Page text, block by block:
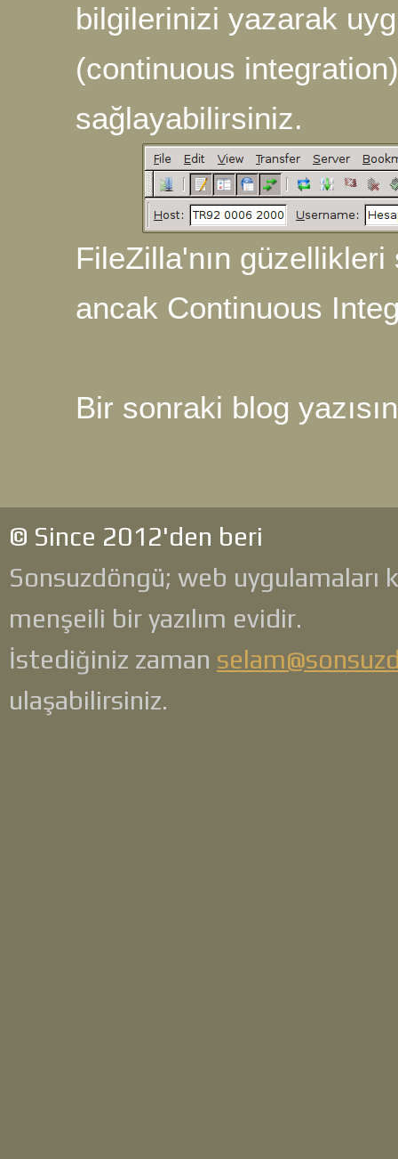
bilgilerinizi yazarak
(continuous
sağlayabilirsiniz.
FileZilla'nın
ancak Continuous
Bir sonraki blog
© Since 2012'den beri
Sonsuzdöngü; web uygulamaları
menşeili bir yazılım evidir.
İstediğiniz zaman
ulaşabilirsiniz.